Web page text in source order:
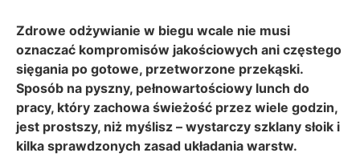
Zdrowe odżywianie w biegu wcale nie musi
oznaczać kompromisów jakościowych ani częstego
sięgania po gotowe, przetworzone przekąski.
Sposób na pyszny, pełnowartościowy lunch do
pracy, który zachowa świeżość przez wiele godzin,
jest prostszy, niż myślisz – wystarczy szklany słoik i
kilka sprawdzonych zasad układania warstw.